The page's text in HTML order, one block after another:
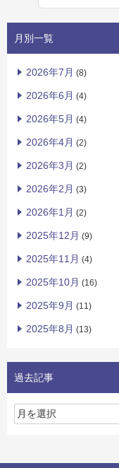
月別一覧
2026年7月 (8)
2026年6月 (4)
2026年5月 (4)
2026年4月 (2)
2026年3月 (2)
2026年2月 (3)
2026年1月 (2)
2025年12月 (9)
2025年11月 (4)
2025年10月 (16)
2025年9月 (11)
2025年8月 (13)
過去記事